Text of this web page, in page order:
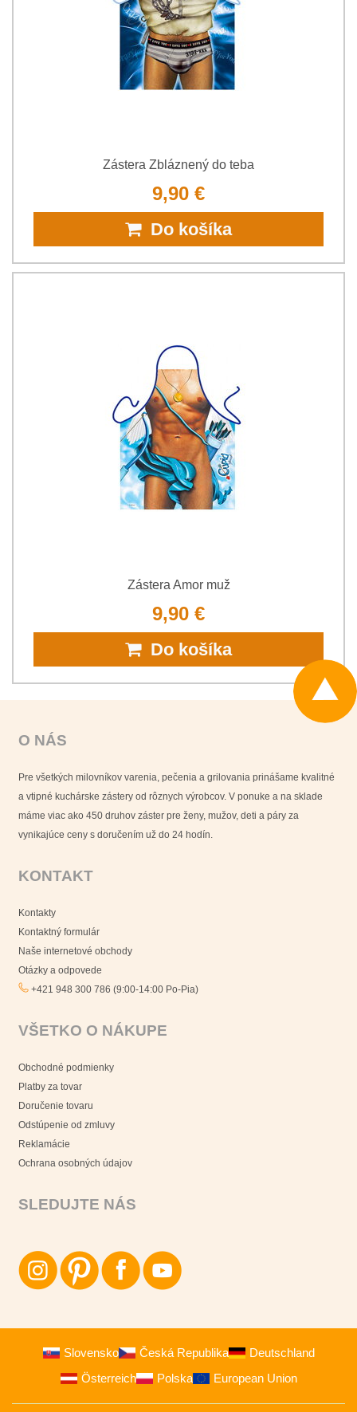
Zástera Zbláznený do teba
9,90 €
Do košíka
Zástera Amor muž
9,90 €
Do košíka
O NÁS
Pre všetkých milovníkov varenia, pečenia a grilovania prinášame kvalitné
a vtipné kuchárske zástery od rôznych výrobcov. V ponuke a na sklade
máme viac ako 450 druhov záster pre ženy, mužov, deti a páry za
vynikajúce ceny s doručením už do 24 hodín.
KONTAKT
Kontakty
Kontaktný formulár
Naše internetové obchody
Otázky a odpovede
+421 948 300 786 (9:00-14:00 Po-Pia)
VŠETKO O NÁKUPE
Obchodné podmienky
Platby za tovar
Doručenie tovaru
Odstúpenie od zmluvy
Reklamácie
Ochrana osobných údajov
SLEDUJTE NÁS
Slovensko Česká Republika
Deutschland
Österreich
Polska European Union